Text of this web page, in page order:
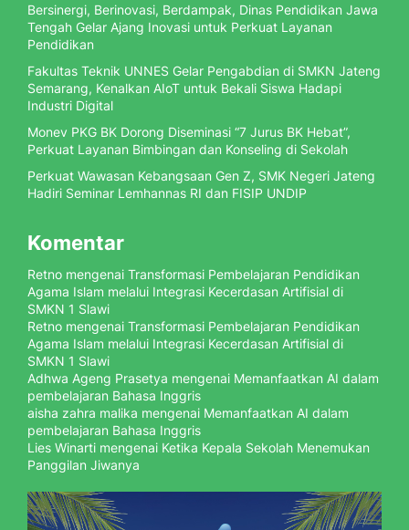
Bersinergi, Berinovasi, Berdampak, Dinas Pendidikan Jawa
Tengah Gelar Ajang Inovasi untuk Perkuat Layanan
Pendidikan
Fakultas Teknik UNNES Gelar Pengabdian di SMKN Jateng
Semarang, Kenalkan AIoT untuk Bekali Siswa Hadapi
Industri Digital
Monev PKG BK Dorong Diseminasi “7 Jurus BK Hebat”,
Perkuat Layanan Bimbingan dan Konseling di Sekolah
Perkuat Wawasan Kebangsaan Gen Z, SMK Negeri Jateng
Hadiri Seminar Lemhannas RI dan FISIP UNDIP
Komentar
Retno mengenai Transformasi Pembelajaran Pendidikan
Agama Islam melalui Integrasi Kecerdasan Artifisial di
SMKN 1 Slawi
Retno mengenai Transformasi Pembelajaran Pendidikan
Agama Islam melalui Integrasi Kecerdasan Artifisial di
SMKN 1 Slawi
Adhwa Ageng Prasetya mengenai Memanfaatkan AI dalam
pembelajaran Bahasa Inggris
aisha zahra malika mengenai Memanfaatkan AI dalam
pembelajaran Bahasa Inggris
Lies Winarti mengenai Ketika Kepala Sekolah Menemukan
Panggilan Jiwanya